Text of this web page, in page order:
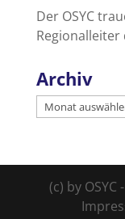
Der OSYC
Regionalleiter
Archiv
Archiv
(c) by